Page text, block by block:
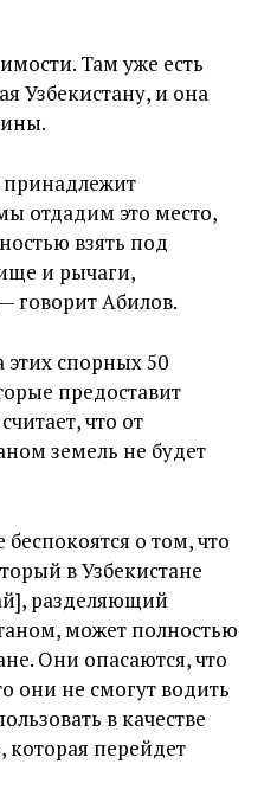
Там уже есть
Узбекистану, и она
принадлежит
отдадим это место,
взять под
и рычаги,
говорит Абилов.
спорных 50
предоставит
что от
земель не будет
о том, что
в Узбекистане
разделяющий
может полностью
Они опасаются, что
они не смогут водить
в качестве
перейдет